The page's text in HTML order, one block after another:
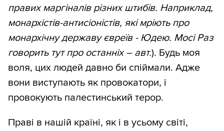
правих маргіналів різних штибів. Наприклад,
монархістів-антисіоністів, які мріють про
монархічну державу євреїв - Юдею. Мосі Раз
говорить тут про останніх – авт.). Будь моя
воля, цих людей давно би спіймали. Адже
вони виступають як провокатори, і
провокують палестинський терор.
Праві в нашій країні, як і в усьому світі,